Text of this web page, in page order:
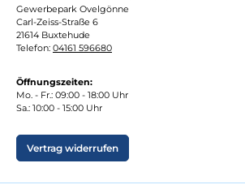
Gewerbepark Ovelgönne
Carl-Zeiss-Straße 6
21614 Buxtehude
Telefon: 04161 596680
Öffnungszeiten:
Mo. - Fr.: 09:00 - 18:00 Uhr
Sa.: 10:00 - 15:00 Uhr
Vertrag widerrufen